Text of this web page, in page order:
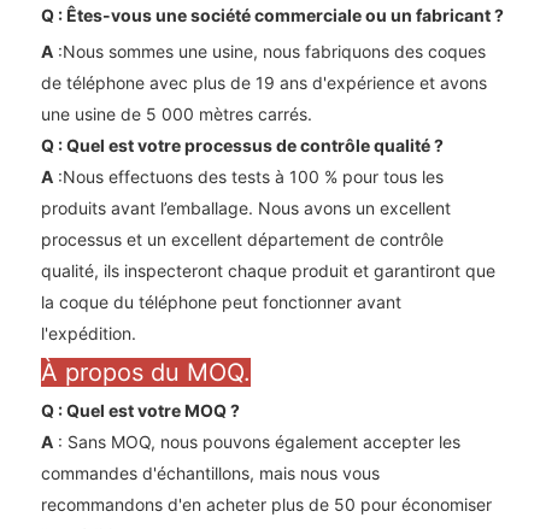
Q : Êtes-vous une société commerciale ou un fabricant ?
A :Nous sommes une usine, nous fabriquons des coques
de téléphone avec plus de 19 ans d'expérience et avons
une usine de 5 000 mètres carrés.
Q : Quel est votre processus de contrôle qualité ?
A :Nous effectuons des tests à 100 % pour tous les
produits avant l’emballage. Nous avons un excellent
processus et un excellent département de contrôle
qualité, ils inspecteront chaque produit et garantiront que
la coque du téléphone peut fonctionner avant
l'expédition.
À propos du MOQ.
Q : Quel est votre MOQ ?
A : Sans MOQ, nous pouvons également accepter les
commandes d'échantillons, mais nous vous
recommandons d'en acheter plus de 50 pour économiser